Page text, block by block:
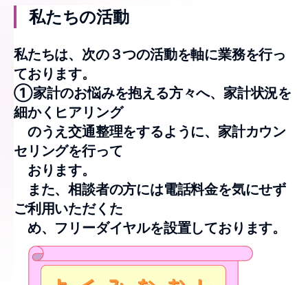
私たちの活動
私たちは、次の３つの活動を軸に業務を行っ
ております。
①家計のお悩みを抱える方々へ、家計状況を
細かくヒアリング
のうえ交通整理をするように、家計カウン
セリングを行って
おります。
また、相談者の方には電話料金を気にせず
ご利用いただくた
め、フリーダイヤルを設置しております。